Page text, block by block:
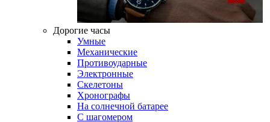
Дорогие часы
Умные
Механические
Противоударные
Электронные
Скелетоны
Хронографы
На солнечной батарее
С шагомером